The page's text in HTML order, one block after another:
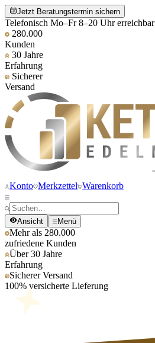
Jetzt Beratungstermin sichern
Telefonisch Mo–Fr 8–20 Uhr erreichbar
280.000
Kunden
30 Jahre
Erfahrung
Sicherer
Versand
Konto Merkzettel Warenkorb
Ansicht Menü
Mehr als 280.000
zufriedene Kunden
Über 30 Jahre
Erfahrung
Sicherer Versand
100% versicherte Lieferung